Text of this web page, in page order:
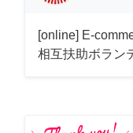
[online] E-
相互扶助ボラン